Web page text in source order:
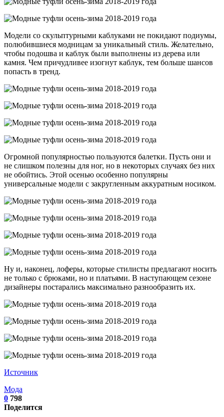
Модели со скульптурными каблуками не покидают подиумы,
полюбившиеся модницам за уникальный стиль. Желательно,
чтобы подошва и каблук были выполнены из дерева или
камня. Чем причудливее изогнут каблук, тем больше шансов
попасть в тренд.
Огромной популярностью пользуются балетки. Пусть они и
не слишком полезны для ног, но в некоторых случаях без них
не обойтись. Этой осенью особенно популярны
универсальные модели с закругленным аккуратным носиком.
Ну и, наконец, лоферы, которые стилисты предлагают носить
не только с брюками, но и платьями. В наступающем сезоне
дизайнеры постарались максимально разнообразить их.
Источник
Мода
0 798
Поделится